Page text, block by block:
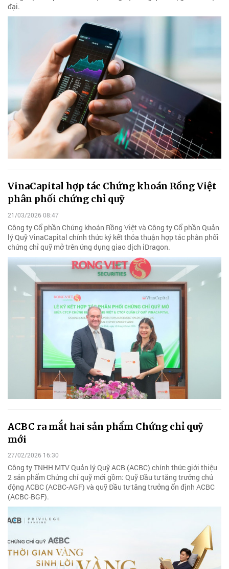
đại.
VinaCapital hợp tác Chứng khoán Rồng Việt
phân phối chứng chỉ quỹ
21/03/2026 08:47
Công ty Cổ phần Chứng khoán Rồng Việt và Công ty Cổ phần Quản
lý Quỹ VinaCapital chính thức ký kết thỏa thuận hợp tác phân phối
chứng chỉ quỹ mở trên ứng dụng giao dịch iDragon.
ACBC ra mắt hai sản phẩm Chứng chỉ quỹ
mới
27/02/2026 16:30
Công ty TNHH MTV Quản lý Quỹ ACB (ACBC) chính thức giới thiệu
2 sản phẩm Chứng chỉ quỹ mới gồm: Quỹ Đầu tư tăng trưởng chủ
động ACBC (ACBC-AGF) và quỹ Đầu tư tăng trưởng ổn định ACBC
(ACBC-BGF).